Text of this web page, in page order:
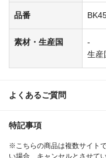
品番
素材・生産国
-
生産
よくあるご質問
特記事項
※こちらの商品は複数サイト
い場合、キャンセルとさせて